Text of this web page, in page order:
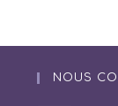
NOUS